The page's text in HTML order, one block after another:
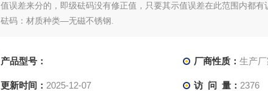
值误差来分的，即级砝码没有修正值，只要其示值误差在此范围内都
砝码：材质种类—无磁不锈钢.
产品型号： 厂商性质： 生产
更新时间： 2025-12-07 访 问 量： 2376